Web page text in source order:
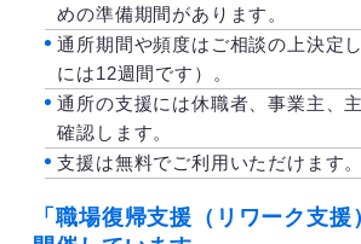
めの準備期間があります。
通所期間や頻度はご相談の上決定
には12週間です）。
通所の支援には休職者、事業主、
確認します。
支援は無料でご利用いただけます。
「職場復帰支援（リワーク支